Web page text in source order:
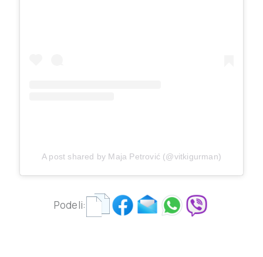
A post shared by Maja Petrović (@vitkigurman)
Podeli: